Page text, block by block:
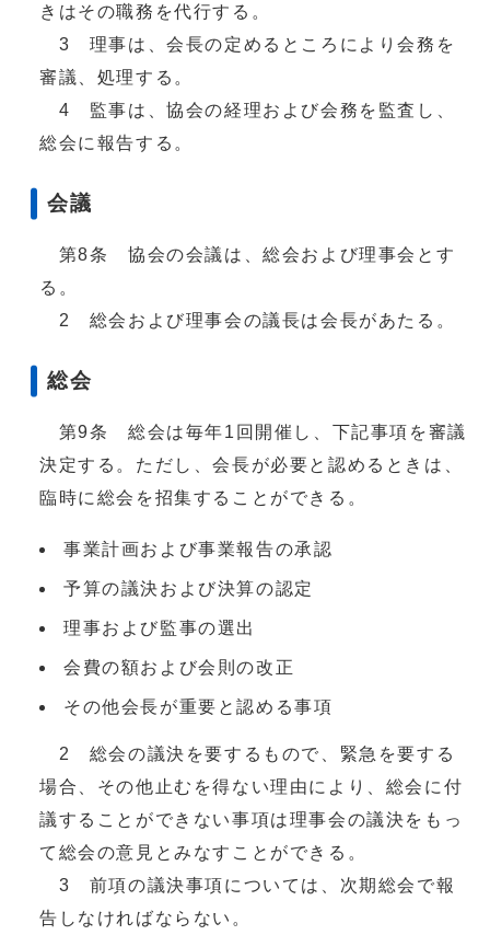
きはその職務を代行する。
3 理事は、会長の定めるところにより会務を
審議、処理する。
4 監事は、協会の経理および会務を監査し、
総会に報告する。
会議
第8条 協会の会議は、総会および理事会とす
る。
2 総会および理事会の議長は会長があたる。
総会
第9条 総会は毎年1回開催し、下記事項を審議
決定する。ただし、会長が必要と認めるときは、
臨時に総会を招集することができる。
事業計画および事業報告の承認
予算の議決および決算の認定
理事および監事の選出
会費の額および会則の改正
その他会長が重要と認める事項
2 総会の議決を要するもので、緊急を要する
場合、その他止むを得ない理由により、総会に付
議することができない事項は理事会の議決をもっ
て総会の意見とみなすことができる。
3 前項の議決事項については、次期総会で報
告しなければならない。